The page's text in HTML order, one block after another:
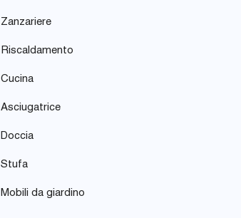
Zanzariere
Riscaldamento
Cucina
Asciugatrice
Doccia
Stufa
Mobili da giardino